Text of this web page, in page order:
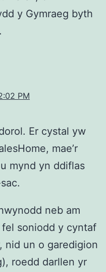
y Gymraeg byth
PM
Er cystal yw
mae’r
mynd yn ddiflas
neb am
soniodd y cyntaf
nid un o garedigion
roedd darllen yr